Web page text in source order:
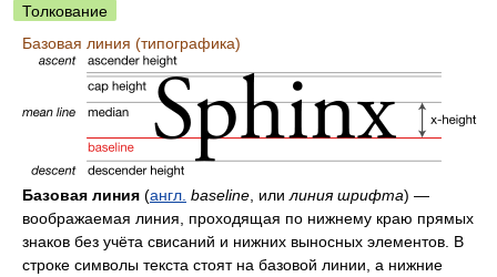
Толкование
Базовая линия (типографика)
Базовая линия (англ. baseline , или линия шрифта) —
воображаемая линия, проходящая по нижнему краю прямых
знаков без учёта свисаний и нижних выносных элементов. В
строке символы текста стоят на базовой линии, а нижние